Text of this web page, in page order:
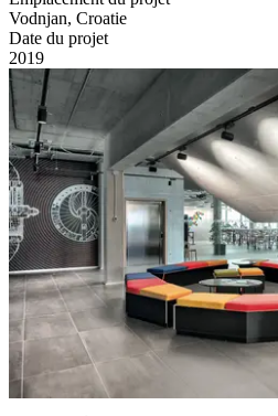
Vodnjan, Croatie
Date du projet
2019